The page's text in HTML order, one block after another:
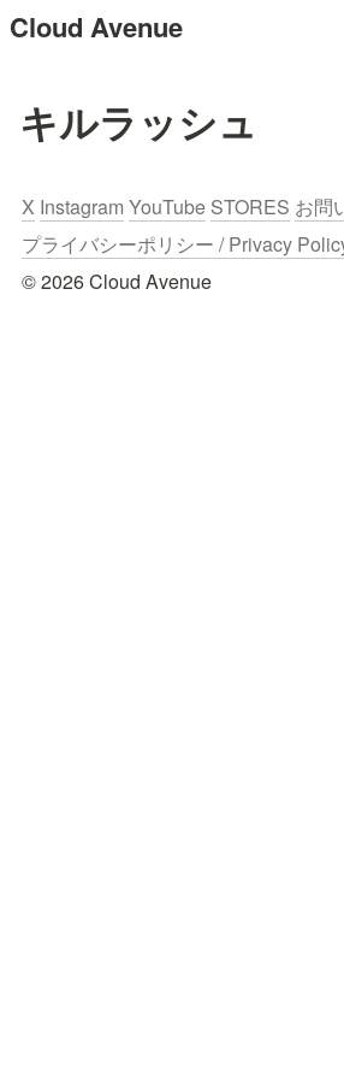
Cloud Avenue
キルラッシュ
X Instagram YouTube STORES お問
プライバシーポリシー / Privacy
© 2026 Cloud Avenue